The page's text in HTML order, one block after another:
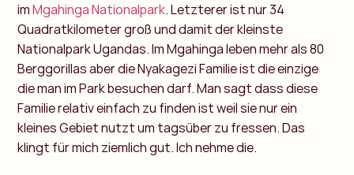
imMgahinga Nationalpark. Letzterer ist nur 34
Quadratkilometer groß und damit der kleinste
Nationalpark Ugandas. Im Mgahinga leben mehr als 80
Berggorillas aber die Nyakagezi Familie ist die einzige
die man im Park besuchen darf. Man sagt dass diese
Familie relativ einfach zu finden ist weil sie nur ein
kleines Gebiet nutzt um tagsüber zu fressen. Das
klingt für mich ziemlich gut. Ich nehme die.